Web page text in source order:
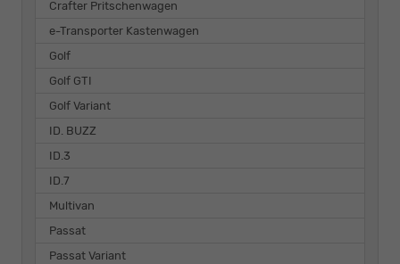
Crafter Pritschenwagen
e-Transporter Kastenwagen
Golf
Golf GTI
Golf Variant
ID. BUZZ
ID.3
ID.7
Multivan
Passat
Passat Variant